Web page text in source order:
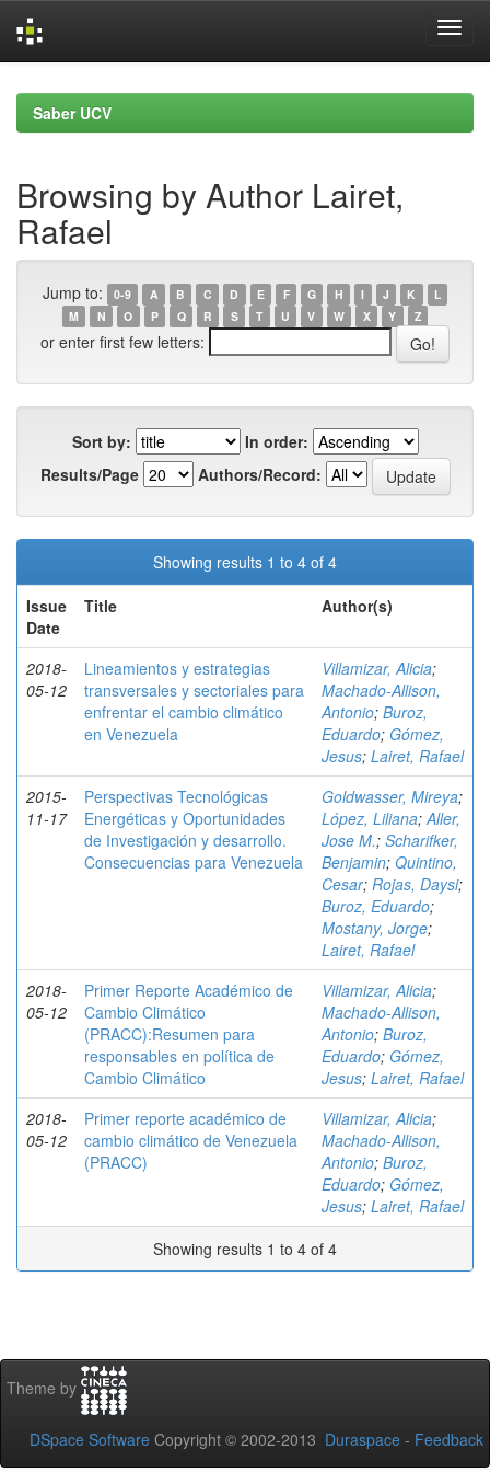
navigationSaber UCV
Browsing by Author Lairet,
Rafael
Jump to: 0-9 A B C D E F G H I J K
L
M
N O P Q R S T U V W X Y Z
or enter first few letters:
Sort by:
In order:
Results/Page
Authors/Record:
Showing results 1 to 4 of 4
Issue
Date
Title Author(s)
2018-
05-12
Lineamientos y estrategias
transversales y sectoriales para
enfrentar el cambio climático
en Venezuela
Villamizar, Alicia;
Machado-Allison,
Antonio; Buroz,
Eduardo; Gómez,
Jesus; Lairet, Rafael
2015-
11-17
Perspectivas Tecnológicas
Energéticas y Oportunidades
de Investigación y desarrollo.
Consecuencias para Venezuela
Goldwasser, Mireya;
López, Liliana;Aller,
Jose M.; Scharifker,
Benjamin; Quintino,
Cesar; Rojas, Daysi;
Buroz, Eduardo;
Mostany, Jorge;
Lairet, Rafael
2018-
05-12
Primer Reporte Académico de
Cambio Climático
(PRACC):Resumen para
responsables en política de
Cambio Climático
Villamizar, Alicia;
Machado-Allison,
Antonio; Buroz,
Eduardo; Gómez,
Jesus; Lairet, Rafael
2018-
05-12
Primer reporte académico de
cambio climático de Venezuela
(PRACC)
Villamizar, Alicia;
Machado-Allison,
Antonio; Buroz,
Eduardo; Gómez,
Jesus; Lairet, Rafael
Showing results 1 to 4 of 4
Theme by
DSpace Software Copyright © 2002-2013 Duraspace - Feedback